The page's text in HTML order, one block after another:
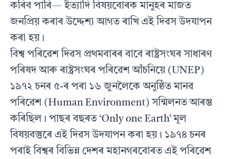
কৰিব পাৰি— ইত্যাদি বিষয়বোৰক মানুহৰ মাজত
জনপ্ৰিয় কৰাৰ উদ্দেশ্য আগত ৰাখি এই দিৱস উদযাপন
কৰা হয়।
বিশ্ব পৰিৱেশ দিৱস প্ৰথমবাৰৰ বাবে ৰাষ্ট্ৰসংঘৰ সাধাৰণ
পৰিষদ আৰু ৰাষ্ট্ৰসংঘৰ পৰিৱেশ আঁচনিয়ে (UNEP)
১৯৭২ চনৰ ৫-ৰ পৰা ১৬ জুনলৈকে অনুষ্ঠিত মানৱ
পৰিৱেশ (Human Environment) সন্মিলনত আৰম্ভ
কৰিছিল। পাছৰ বছৰত ‘Only one Earth’ মূল
বিষয়বস্তুৰে এই দিৱস উদযাপন কৰা হয়। ১৯৭৪ চনৰ
পৰাই বিশ্বৰ বিভিন্ন দেশৰ মহানগৰবোৰত এই পৰিৱেশ